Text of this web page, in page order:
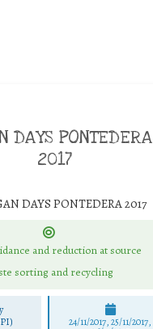
DAYS PONTEDERA
2017
DAYS PONTEDERA 2017
and reduction at source
sorting and recycling
24/11/2017, 25/11/2017,